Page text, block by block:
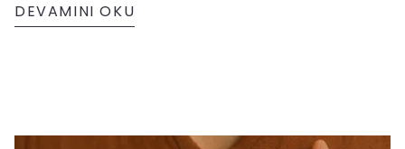
DEVAMINI OKU